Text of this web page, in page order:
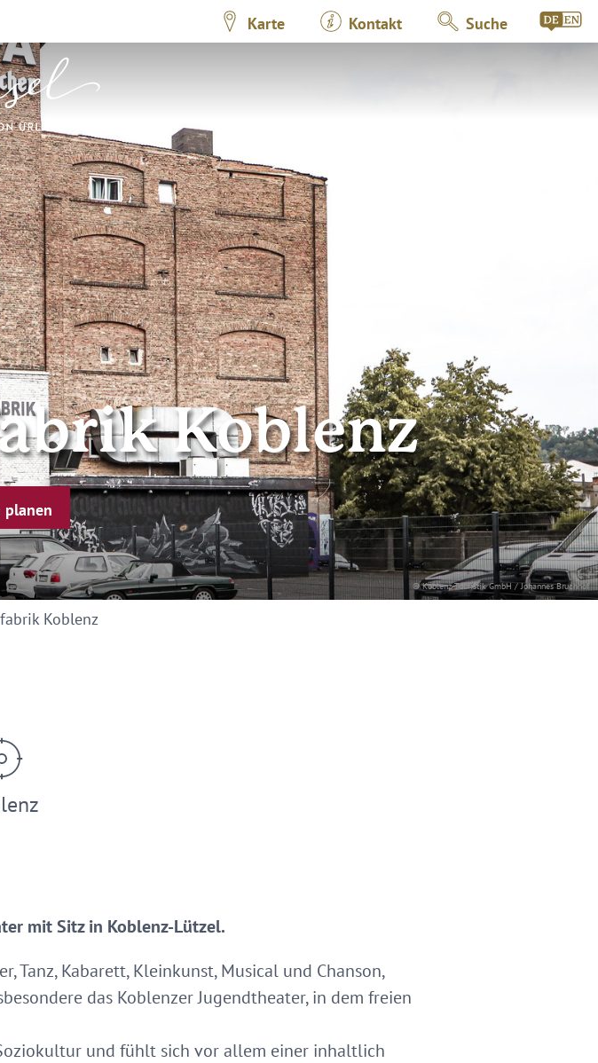
Karte Kontakt Suche
© Koblenz-Touristik GmbH / Johannes Bruchhof
Koblenz
planen
Koblenz
mit Sitz in Koblenz-Lützel.
Tanz, Kabarett, Kleinkunst, Musical und Chanson,
das Koblenzer Jugendtheater, in dem freien
und fühlt sich vor allem einer inhaltlich